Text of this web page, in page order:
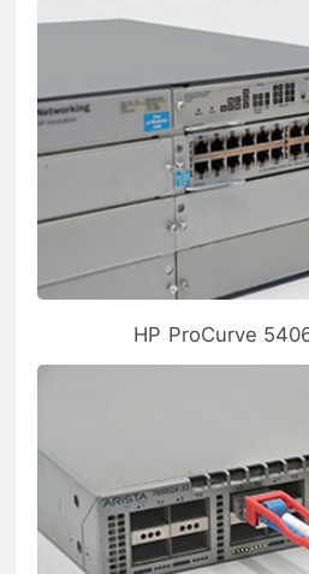
HP ProCurve